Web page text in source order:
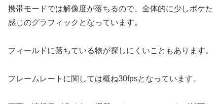
携帯モードでは解像度が落ちるので、全体的に少しボケた
感じのグラフィックとなっています。
フィールドに落ちている物が探しにくいこともあります。
フレームレートに関しては概ね30fpsとなっています。